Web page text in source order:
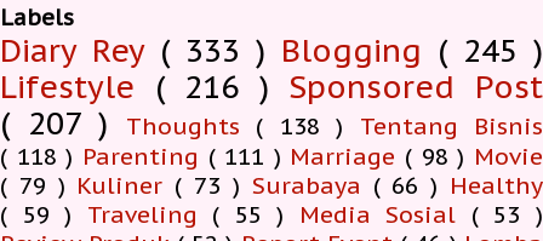
Labels
Diary Rey ( 333 ) Blogging ( 245 )
Lifestyle ( 216 ) Sponsored Post
( 207 )
Thoughts ( 138 )
Tentang Bisnis
( 118 ) Parenting ( 111 ) Marriage ( 98 ) Movie
( 79 ) Kuliner ( 73 ) Surabaya ( 66 ) Healthy
( 59 ) Traveling ( 55 ) Media Sosial ( 53 )